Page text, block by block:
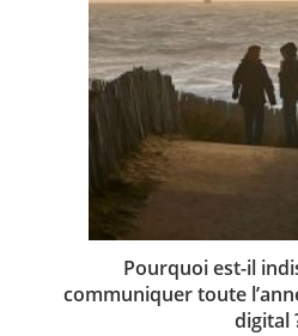
Pourquoi est-il
communiquer toute
digital